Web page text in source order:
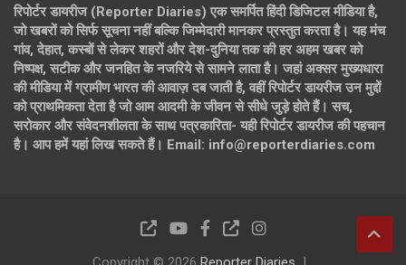
रिपोर्टर डायरीज (Reporter Diaries) एक समर्पित हिंदी डिजिटल मीडिया है,
जो खबरों को सिर्फ सूचना नहीं बल्कि जिम्मेदारी मानकर प्रस्तुत करता है। यह मंच
गांव, देहात, कस्बों से लेकर शहरों और देश-दुनिया तक की हर अहम खबर को
निष्पक्ष, सटीक और जनहित के नजरिये से सामने लाता है। जहां अक्सर मुख्यधारा
की मीडिया में ग्रामीण भारत की आवाज़ दब जाती है, वहीं रिपोर्टर डायरीज उन मुद्दों
को प्राथमिकता देता है जो आम आदमी के जीवन से सीधे जुड़े होते हैं। सच,
सरोकार और संवेदनशीलता के साथ पत्रकारिता- यही रिपोर्टर डायरीज की पहचान
है। आप हमें यहां लिख सकते हैं। Email: info@reporterdiaries.com